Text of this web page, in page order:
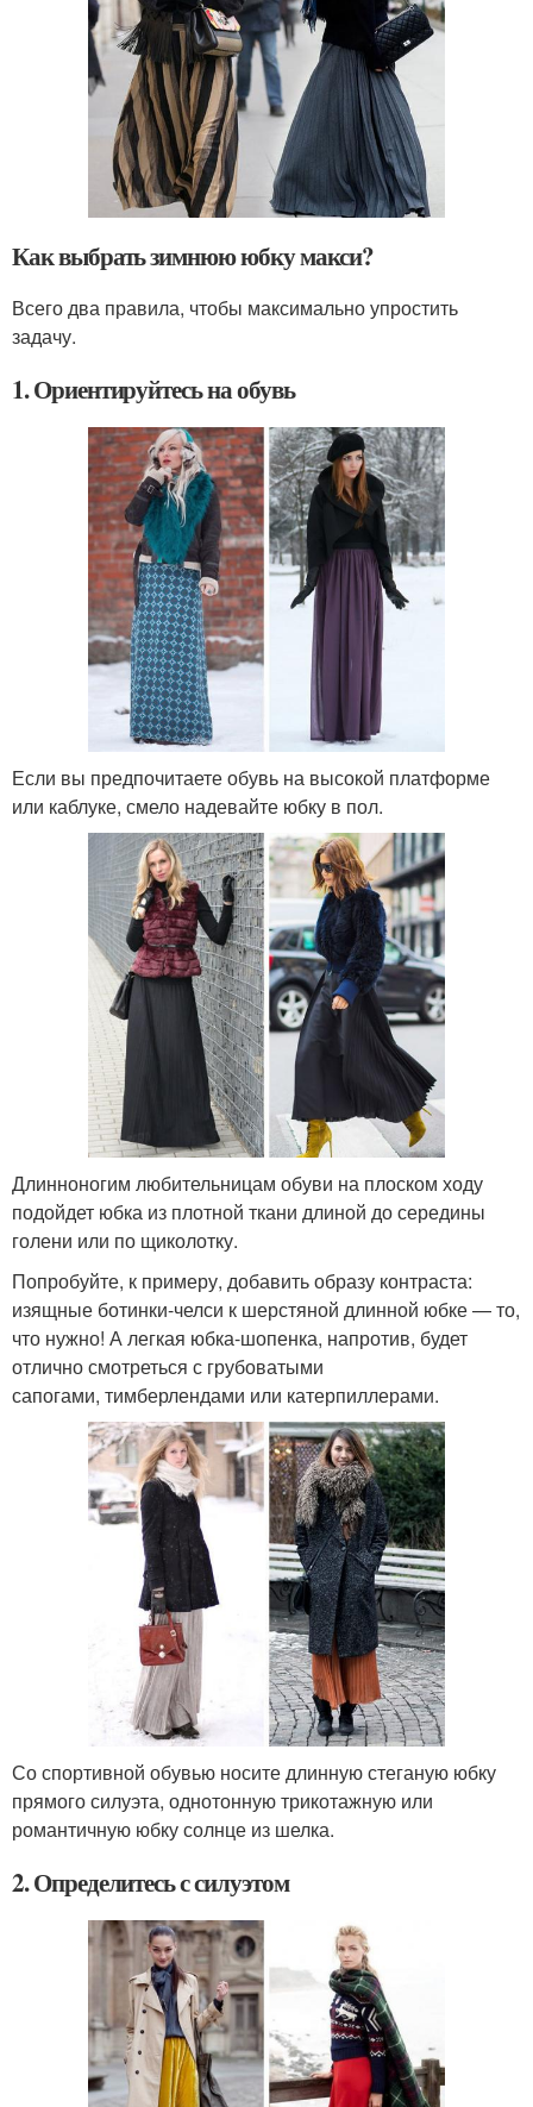
Как выбрать зимнюю юбку макси?
Всего два правила, чтобы максимально упростить
задачу.
1. Ориентируйтесь на обувь
Если вы предпочитаете обувь на высокой платформе
или каблуке, смело надевайте юбку в пол.
Длинноногим любительницам обуви на плоском ходу
подойдет юбка из плотной ткани длиной до середины
голени или по щиколотку.
Попробуйте, к примеру, добавить образу контраста:
изящные ботинки-челси к шерстяной длинной юбке — то,
что нужно! А легкая юбка-шопенка, напротив, будет
отлично смотреться с грубоватыми
сапогами, тимберлендами или катерпиллерами.
Со спортивной обувью носите длинную стеганую юбку
прямого силуэта, однотонную трикотажную или
романтичную юбку солнце из шелка.
2. Определитесь с силуэтом